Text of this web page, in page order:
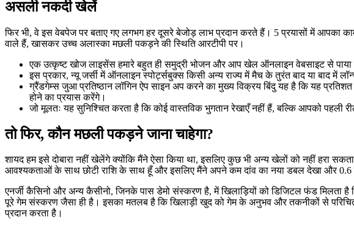
असली नकदी खेलें
फिर भी, वे इस वेबपेज पर बताए गए लगभग हर दूसरे बेजोड़ लाभ प्रदान करते हैं। 5 प्रयासों में आपका
वाले हैं, खासकर उच्च अलास्का मछली पकड़ने की स्थिति आरटीपी पर।
एक उत्कृष्ट खोज लाइसेंस हमारे बहुत ही समुद्री भोजन और आप खेल ऑनलाइन वेबसाइट से पाया
इस प्रकार, न्यू जर्सी में ऑनलाइन स्पोर्ट्सबुक्स किसी अन्य राज्य में मैच के तुरंत बाद या बाद में
ग्रैंडगेम्स जुआ प्रतिष्ठान लॉगिन ऐप साइन अप करने का मुख्य विक्रय बिंदु यह है कि यह
होने का प्रयास करेंगे।
जो मूलतः यह सुनिश्चित करता है कि कोई वास्तविक भुगतान रेखाएँ नहीं हैं, बल्कि आपको पहली
तो फिर, कौन मछली पकड़ने जाना चाहेगा?
शायद हम इसे दोबारा नहीं खेलेंगे क्योंकि मैंने ऐसा किया था, इसलिए कुछ भी अन्य खेलों को नहीं हरा
आवश्यकताओं के साथ छोटी राशि के साथ हूँ और इसलिए मैंने अपने कम दांव का नया डबल देखा और
एनर्जी कैसिनो और अन्य कैसीनो, जिनके पास डेमो संस्करण है, में खिलाड़ियों को डिजिटल फंड
पूरे गेम संस्करण जैसा ही है। इसका मतलब है कि खिलाड़ी खुद को गेम के अनुभव और तकनीकों से
प्रदान करता है।